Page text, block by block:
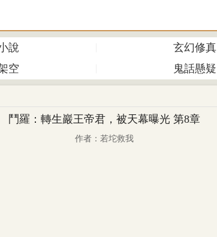
說 玄幻修真
空 鬼話懸疑
鬥羅：轉生巖王帝君，被天幕曝光 第8章
作者：若坨救我